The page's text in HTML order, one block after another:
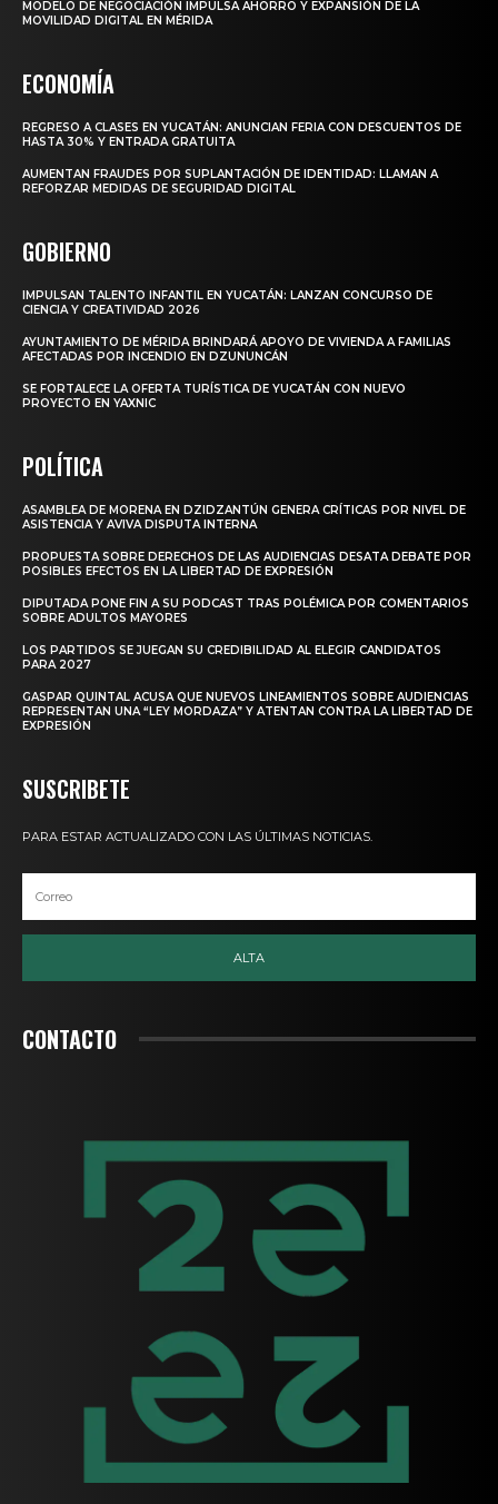
MODELO DE NEGOCIACIÓN IMPULSA AHORRO Y EXPANSIÓN DE LA
MOVILIDAD DIGITAL EN MÉRIDA
ECONOMÍA
REGRESO A CLASES EN YUCATÁN: ANUNCIAN FERIA CON DESCUENTOS DE
HASTA 30% Y ENTRADA GRATUITA
AUMENTAN FRAUDES POR SUPLANTACIÓN DE IDENTIDAD: LLAMAN A
REFORZAR MEDIDAS DE SEGURIDAD DIGITAL
GOBIERNO
IMPULSAN TALENTO INFANTIL EN YUCATÁN: LANZAN CONCURSO DE
CIENCIA Y CREATIVIDAD 2026
AYUNTAMIENTO DE MÉRIDA BRINDARÁ APOYO DE VIVIENDA A FAMILIAS
AFECTADAS POR INCENDIO EN DZUNUNCÁN
SE FORTALECE LA OFERTA TURÍSTICA DE YUCATÁN CON NUEVO
PROYECTO EN YAXNIC
POLÍTICA
ASAMBLEA DE MORENA EN DZIDZANTÚN GENERA CRÍTICAS POR NIVEL DE
ASISTENCIA Y AVIVA DISPUTA INTERNA
PROPUESTA SOBRE DERECHOS DE LAS AUDIENCIAS DESATA DEBATE POR
POSIBLES EFECTOS EN LA LIBERTAD DE EXPRESIÓN
DIPUTADA PONE FIN A SU PODCAST TRAS POLÉMICA POR COMENTARIOS
SOBRE ADULTOS MAYORES
LOS PARTIDOS SE JUEGAN SU CREDIBILIDAD AL ELEGIR CANDIDATOS
PARA 2027
GASPAR QUINTAL ACUSA QUE NUEVOS LINEAMIENTOS SOBRE AUDIENCIAS
REPRESENTAN UNA “LEY MORDAZA” Y ATENTAN CONTRA LA LIBERTAD DE
EXPRESIÓN
SUSCRIBETE
PARA ESTAR ACTUALIZADO CON LAS ÚLTIMAS NOTICIAS.
ALTA
CONTACTO